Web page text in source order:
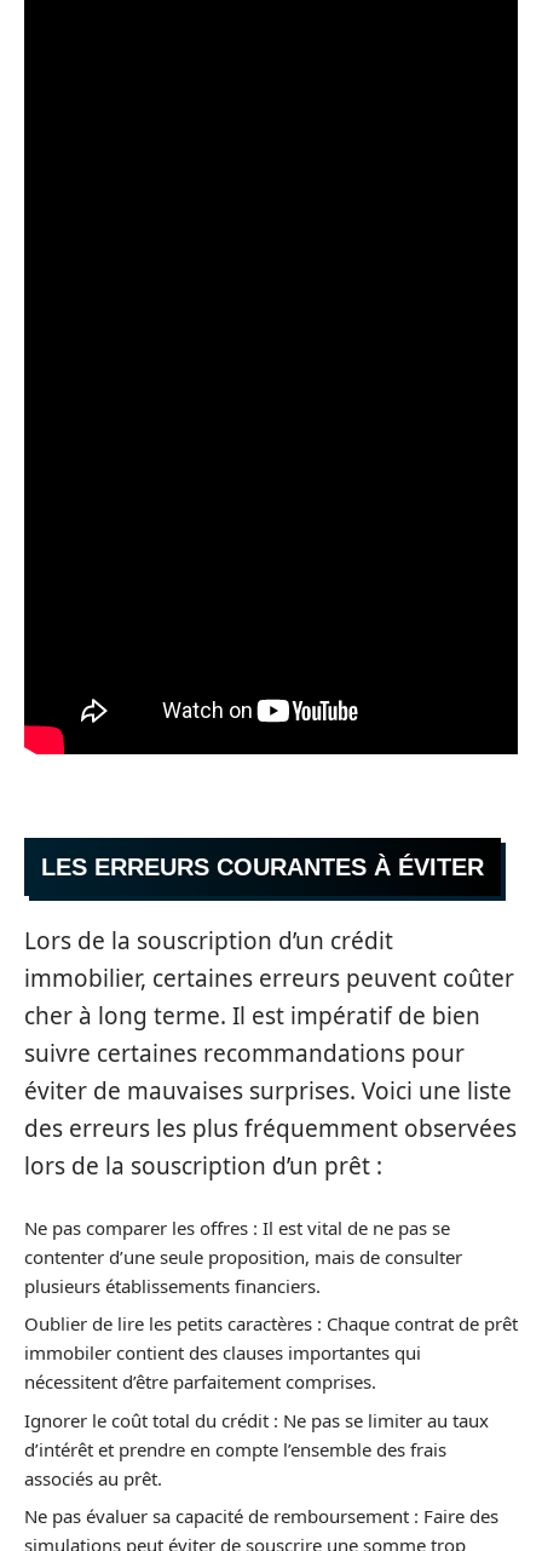
LES ERREURS COURANTES À ÉVITER
Lors de la souscription d’un crédit
immobilier, certaines erreurs peuvent coûter
cher à long terme. Il est impératif de bien
suivre certaines recommandations pour
éviter de mauvaises surprises. Voici une liste
des erreurs les plus fréquemment observées
lors de la souscription d’un prêt :
Ne pas comparer les offres : Il est vital de ne pas se
contenter d’une seule proposition, mais de consulter
plusieurs établissements financiers.
Oublier de lire les petits caractères : Chaque contrat de prêt
immobiler contient des clauses importantes qui
nécessitent d’être parfaitement comprises.
Ignorer le coût total du crédit : Ne pas se limiter au taux
d’intérêt et prendre en compte l’ensemble des frais
associés au prêt.
Ne pas évaluer sa capacité de remboursement : Faire des
simulations peut éviter de souscrire une somme trop